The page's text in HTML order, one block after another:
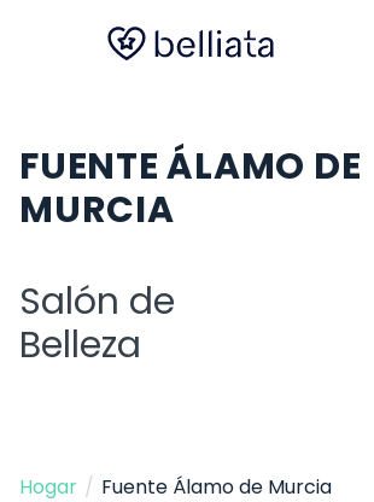
FUENTE ÁLAMO DE
MURCIA
Salón de
Belleza
Hogar / Fuente Álamo de Murcia